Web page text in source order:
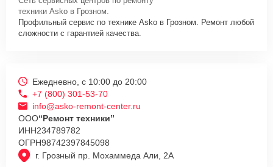
техники Asko в Грозном.
Профильный сервис по технике Asko в Грозном. Ремонт любой
сложности с гарантией качества.
г. Грозный пр. Мохаммеда Али, 2А
Ежедневно, с 10:00 до 20:00
+7 (800) 301-53-70
info@asko-remont-center.ru
ООО“Ремонт техники”
ИНН234789782
ОГРН98742397845098